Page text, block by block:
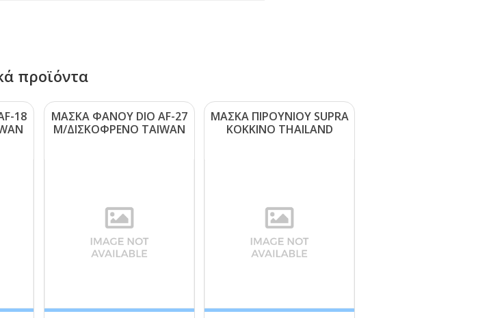
προϊόντα
18
ΜΑΣΚΑ ΦΑΝΟΥ DΙΟ ΑF-27
Μ/ΔΙΣΚΟΦΡΕΝΟ ΤΑΙWΑΝ
ΜΑΣΚΑ ΠΙΡΟΥΝΙΟΥ SUΡRΑ
ΚΟΚΚΙΝΟ ΤΗΑΙLΑΝD